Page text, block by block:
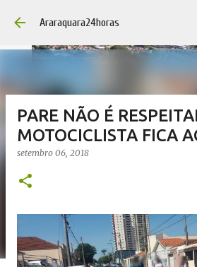
Pular para o conteúdo
Araraquara24horas
PARE NÃO É
MOTOCICLISTA FICA
setembro 06, 2018